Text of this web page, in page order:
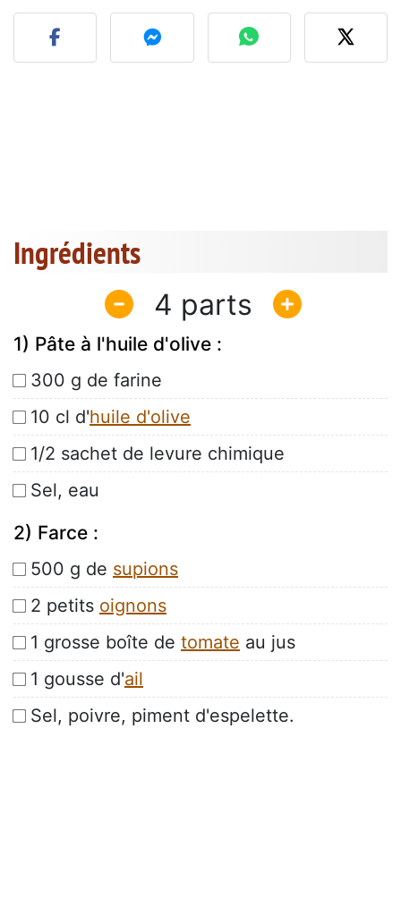
Publier votre photo de
Ingrédients
4
1) Pâte à l'huile d'olive :
300 g de farine
10 cl d'huile d'olive
1/2 sachet de levure chimique
Sel, eau
2) Farce :
500 g de supions
2 petits oignons
1 grosse boîte de tomate au jus
1 gousse d'ail
Sel, poivre, piment d'espelette.